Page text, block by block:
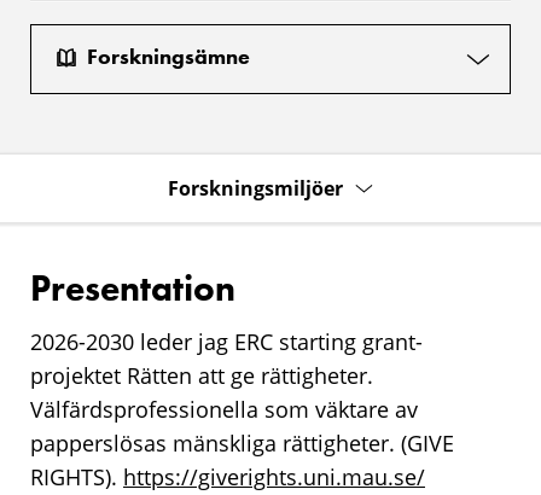
Forskningsämne
Forskningsmiljöer
Presentation
2026-2030 leder jag ERC starting grant-
projektet Rätten att ge rättigheter.
Välfärdsprofessionella som väktare av
papperslösas mänskliga rättigheter. (GIVE
RIGHTS). https://giverights.uni.mau.se/